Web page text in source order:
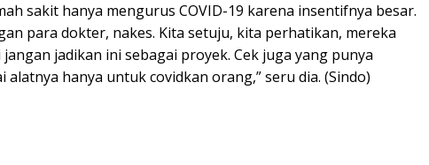
sakit hanya mengurus COVID-19 karena insentifnya besar.
para dokter, nakes. Kita setuju, kita perhatikan, mereka
jadikan ini sebagai proyek. Cek juga yang punya
hanya untuk covidkan orang,” seru dia. (Sindo)